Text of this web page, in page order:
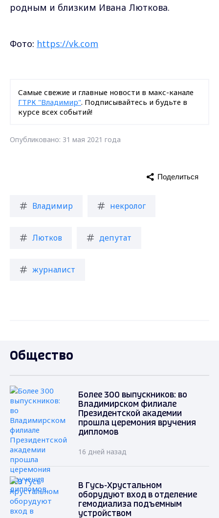
родным и близким Ивана Люткова.
Фото: https://vk.com
Самые свежие и главные новости в макс-канале
ГТРК "Владимир". Подписывайтесь и будьте в
курсе всех событий!
Опубликовано: 31 мая 2021 года
Владимир некролог
Лютков депутат
журналист
Поделиться
Общество
Более 300 выпускников: во
Владимирском филиале
Президентской академии
прошла церемония вручения
дипломов
16 дней назад
В Гусь-Хрустальном
оборудуют вход в отделение
гемодиализа подъемным
устройством